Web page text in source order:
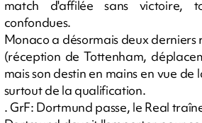
match d'affilée sans victoire,
confondues.
Monaco a désormais deux derniers
(réception de Tottenham,
mais son destin en mains en vue
surtout de la qualification.
. GrF: Dortmund passe, le Real